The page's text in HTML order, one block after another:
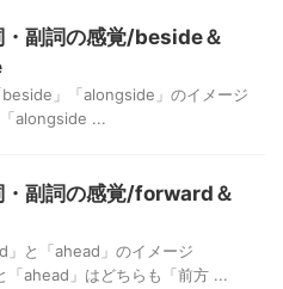
・副詞の感覚/beside＆
」「alongside」のイメージ
alongside ...
・副詞の感覚/forward＆
と「ahead」のイメージ
「ahead」はどちらも「前方 ...